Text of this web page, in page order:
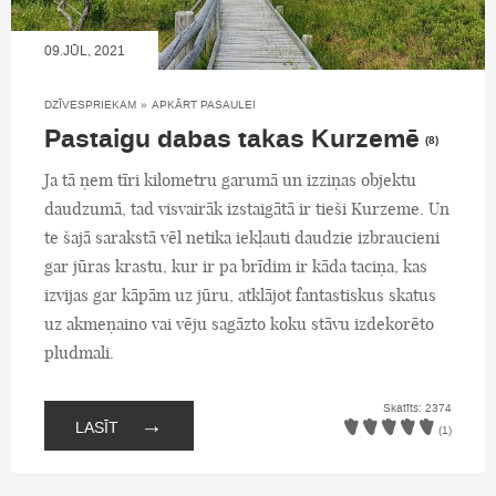
09.JŪL, 2021
DZĪVESPRIEKAM » APKĀRT PASAULEI
Pastaigu dabas takas Kurzemē (8)
Ja tā ņem tīri kilometru garumā un izziņas objektu
daudzumā, tad visvairāk izstaigātā ir tieši Kurzeme. Un
te šajā sarakstā vēl netika iekļauti daudzie izbraucieni
gar jūras krastu, kur ir pa brīdim ir kāda taciņa, kas
izvijas gar kāpām uz jūru, atklājot fantastiskus skatus
uz akmeņaino vai vēju sagāzto koku stāvu izdekorēto
pludmali.
LASĪT →
Skatīts: 2374
(1)